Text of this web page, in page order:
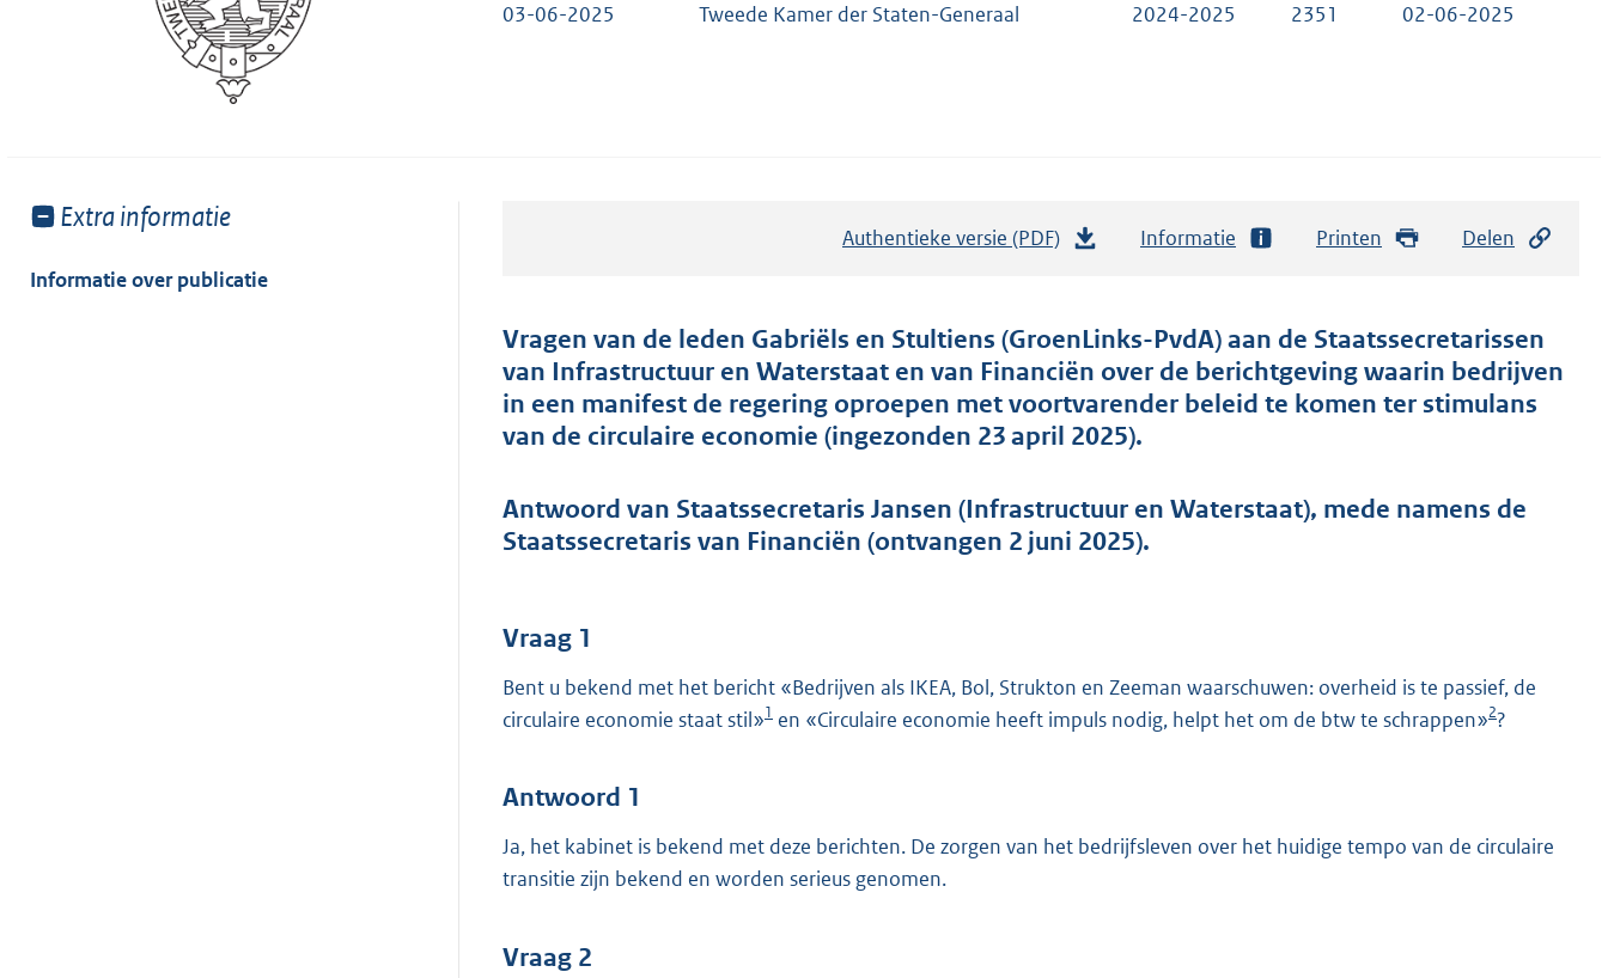
03-06-2025 Tweede Kamer der Staten-Generaal 2024-2025 2351 02-06-2025
Toon
van:
Extra informatie
Informatie over publicatie
Authentieke versie (PDF)
t
a
n
d
r
e
:
b
Informatie Printen Delen
Vragen van de leden Gabriëls en Stultiens (GroenLinks-PvdA) aan de Staatssecretarissen
van Infrastructuur en Waterstaat en van Financiën over de berichtgeving waarin bedrijven
in een manifest de regering oproepen met voortvarender beleid te komen ter stimulans
van de circulaire economie (ingezonden 23 april 2025).
Antwoord van Staatssecretaris Jansen (Infrastructuur en Waterstaat), mede namens de
Staatssecretaris van Financiën (ontvangen 2 juni 2025).
Vraag 1
Bent u bekend met het bericht «Bedrijven als IKEA, Bol, Strukton en Zeeman waarschuwen: overheid is te passief, de
circulaire economie staat stil»1 en «Circulaire economie heeft impuls nodig, helpt het om de btw te schrappen»2?
Antwoord 1
Ja, het kabinet is bekend met deze berichten. De zorgen van het bedrijfsleven over het huidige tempo van de circulaire
transitie zijn bekend en worden serieus genomen.
Vraag 2